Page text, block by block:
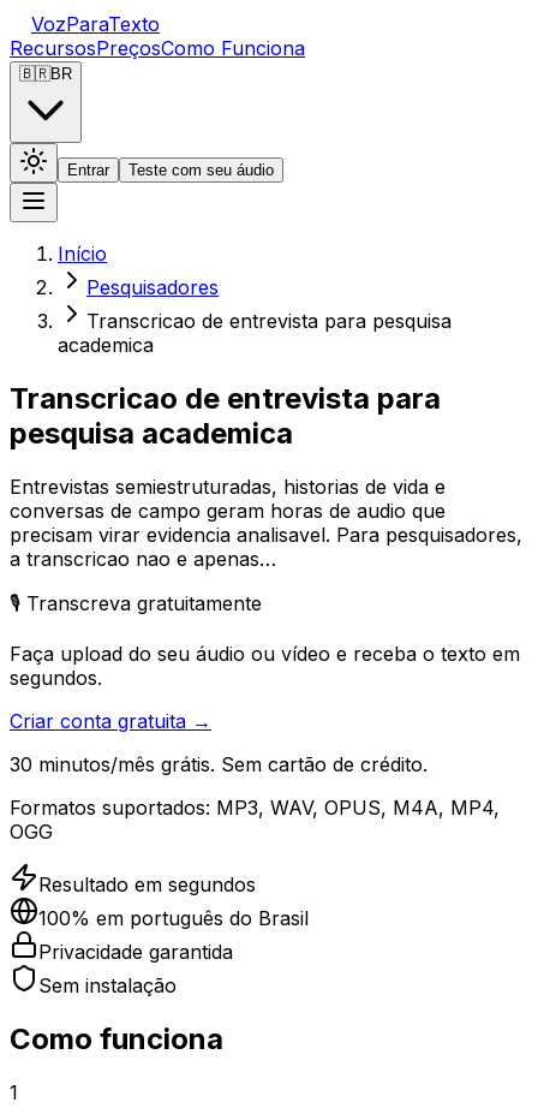
VozParaTexto
RecursosPreçosComo Funciona
🇧🇷BR
Entrar Teste com seu áudio
Início
Pesquisadores
Transcricao de entrevista para pesquisa
academica
Transcricao de entrevista para
pesquisa academica
Entrevistas semiestruturadas, historias de vida e
conversas de campo geram horas de audio que
precisam virar evidencia analisavel. Para pesquisadores,
a transcricao nao e apenas…
🎙️ Transcreva gratuitamente
Faça upload do seu áudio ou vídeo e receba o texto em
segundos.
Criar conta gratuita →
30 minutos/mês grátis. Sem cartão de crédito.
Formatos suportados: MP3, WAV, OPUS, M4A, MP4,
OGG
Resultado em segundos
100% em português do Brasil
Privacidade garantida
Sem instalação
Como funciona
1